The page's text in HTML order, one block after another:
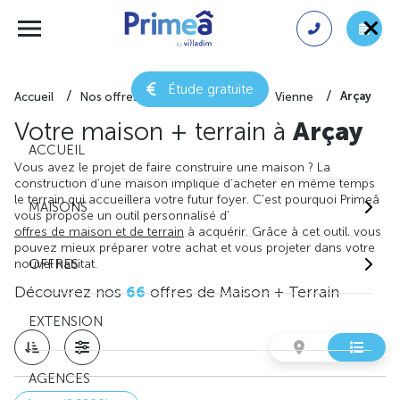
Étude gratuite
ACCUEIL
MAISONS
OFFRES
EXTENSION
AGENCES
Accueil Nos offres de maison + terrain Vienne Arçay
Votre maison + terrain à Arçay
Vous avez le projet de faire construire une maison ? La
construction d'une maison implique d'acheter en même temps
le terrain qui accueillera votre futur foyer. C'est pourquoi Primeâ
vous propose un outil personnalisé d'
offres de maison et de terrain à acquérir. Grâce à cet outil, vous
pouvez mieux préparer votre achat et vous projeter dans votre
nouvel habitat.
Découvrez nos66offres de Maison + Terrain